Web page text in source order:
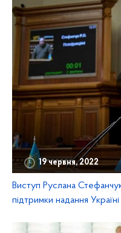
19 червня, 2022
Виступ Руслана
підтримки надання